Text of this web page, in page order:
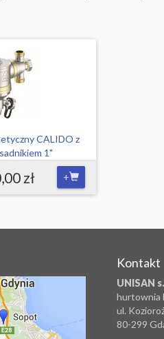
CALIDO z
1"
zł +
Kontakt
UNISAN
hurtownia
ul.
80-299